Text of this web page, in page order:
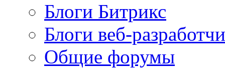
Блоги Битрикс
Блоги веб-
Общие форумы